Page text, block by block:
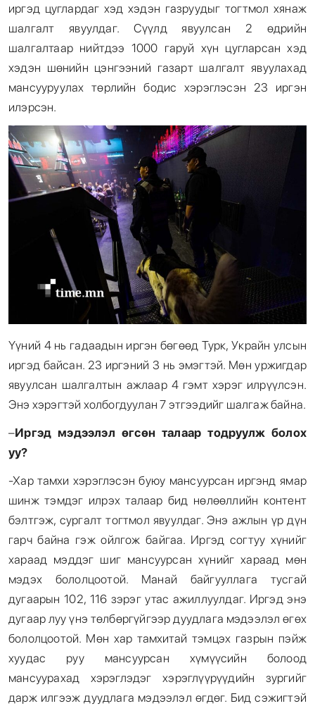
иргэд цуглардаг хэд хэдэн газруудыг тогтмол хянаж
шалгалт явуулдаг. Сүүлд явуулсан 2 өдрийн
шалгалтаар нийтдээ 1000 гаруй хүн цугларсан хэд
хэдэн шөнийн цэнгээний газарт шалгалт явуулахад
мансууруулах төрлийн бодис хэрэглэсэн 23 иргэн
илэрсэн.
Үүний 4 нь гадаадын иргэн бөгөөд Турк, Украйн улсын
иргэд байсан. 23 иргэний 3 нь эмэгтэй. Мөн уржигдар
явуулсан шалгалтын ажлаар 4 гэмт хэрэг илрүүлсэн.
Энэ хэрэгтэй холбогдуулан 7 этгээдийг шалгаж байна.
–Иргэд мэдээлэл өгсөн талаар тодруулж болох
уу?
-Хар тамхи хэрэглэсэн буюу мансуурсан иргэнд ямар
шинж тэмдэг илрэх талаар бид нөлөөллийн контент
бэлтгэж, сургалт тогтмол явуулдаг. Энэ ажлын үр дүн
гарч байна гэж ойлгож байгаа. Иргэд согтуу хүнийг
хараад мэддэг шиг мансуурсан хүнийг хараад мөн
мэдэх бололцоотой. Манай байгууллага тусгай
дугаарын 102, 116 зэрэг утас ажиллуулдаг. Иргэд энэ
дугаар луу үнэ төлбөргүйгээр дуудлага мэдээлэл өгөх
бололцоотой. Мөн хар тамхитай тэмцэх газрын пэйж
хуудас руу мансуурсан хүмүүсийн болоод
мансуурахад хэрэглэдэг хэрэглүүрүүдийн зургийг
дарж илгээж дуудлага мэдээлэл өгдөг. Бид сэжигтэй